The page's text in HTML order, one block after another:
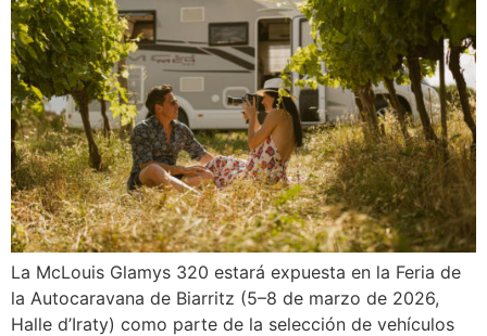
La McLouis Glamys 320 estará expuesta en la Feria de
la Autocaravana de Biarritz (5–8 de marzo de 2026,
Halle d’Iraty) como parte de la selección de vehículos